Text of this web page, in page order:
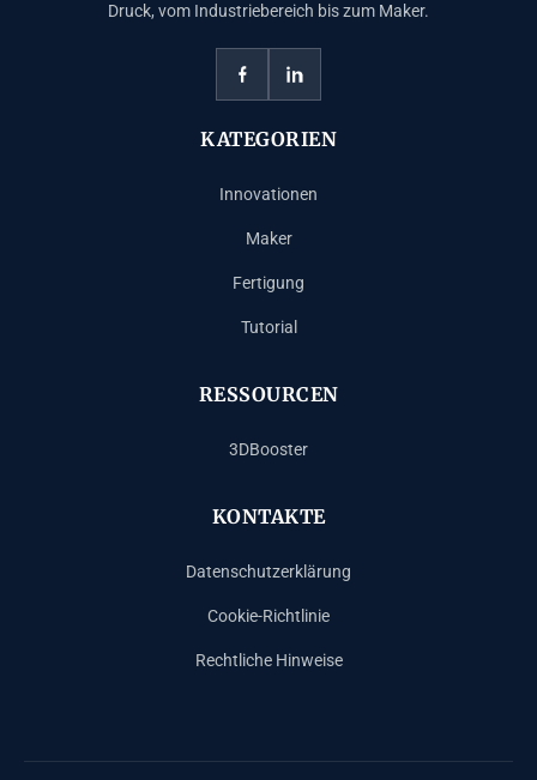
Druck, vom Industriebereich bis zum Maker.
KATEGORIEN
Innovationen
Maker
Fertigung
Tutorial
RESSOURCEN
3DBooster
KONTAKTE
Datenschutzerklärung
Cookie-Richtlinie
Rechtliche Hinweise